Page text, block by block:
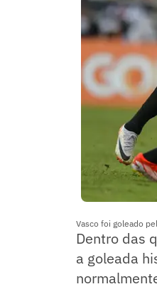
Vasco foi goleado
Dentro das
a goleada